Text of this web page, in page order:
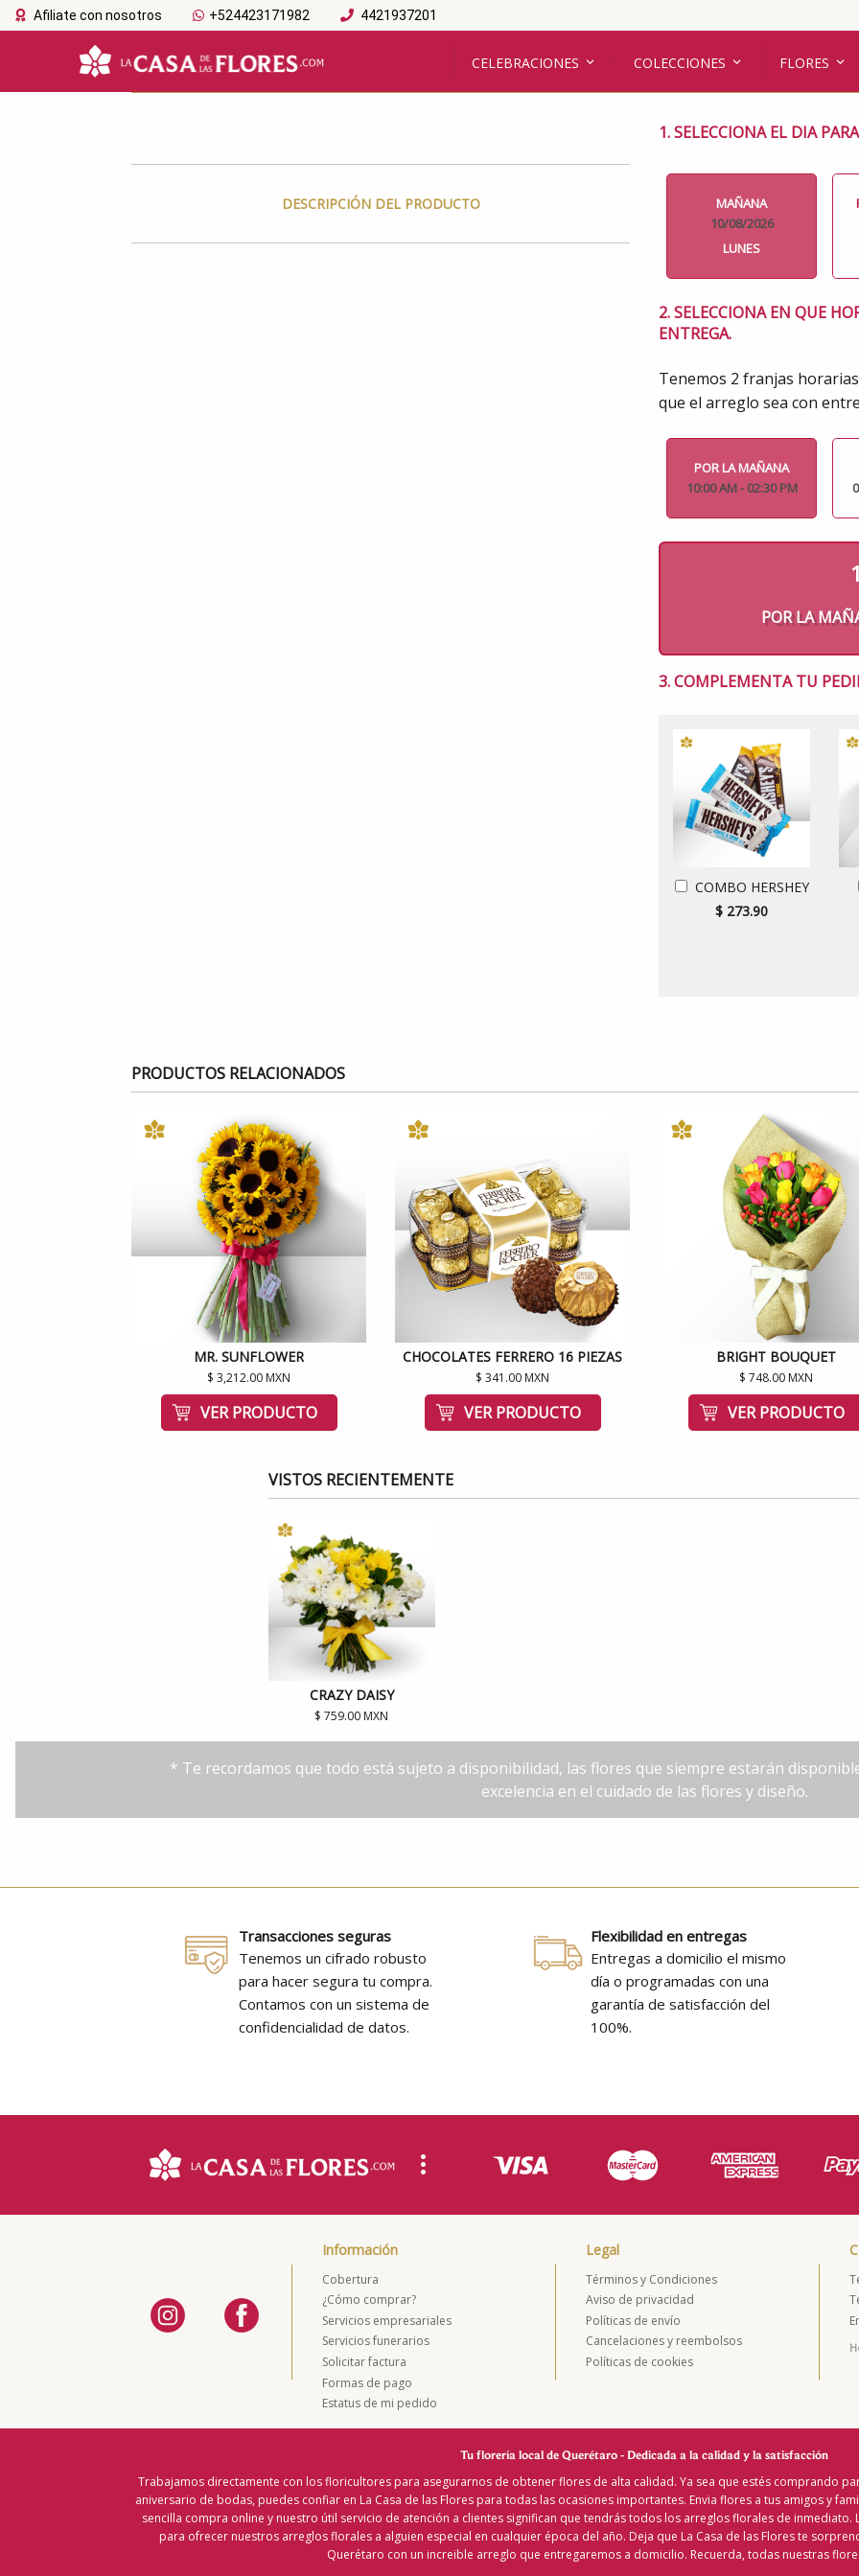
Afiliate con nosotros +524423171982 4421937201
CELEBRACIONES COLECCIONES FLORES
DESCRIPCIÓN DEL PRODUCTO
1. SELECCIONA EL DIA
MAÑANA
10/08/2026
LUNES
2. SELECCIONA EN QUE
ENTREGA.
Tenemos 2 franjas
que el arreglo sea con
POR LA MAÑANA
10:00 AM - 02:30 PM
POR LA
3. COMPLEMENTA TU
COMBO HERSHEY
$ 273.90
PRODUCTOS RELACIONADOS
MR. SUNFLOWER
$ 3,212.00 MXN
VER PRODUCTO
CHOCOLATES FERRERO 16 PIEZAS
$ 341.00 MXN
VER PRODUCTO
BRIGHT BOUQUET
$ 748.00 MXN
VER PRODUCTO
VISTOS RECIENTEMENTE
CRAZY DAISY
$ 759.00 MXN
* Te recordamos que todo está sujeto a disponibilidad, las flores que siempre estarán
excelencia en el cuidado de las flores y diseño.
Transacciones seguras
Tenemos un cifrado robusto
para hacer segura tu compra.
Contamos con un sistema de
confidencialidad de datos.
Flexibilidad en entregas
Entregas a domicilio el mismo
día o programadas con una
garantía de satisfacción del
100%.
Información
Cobertura
¿Cómo comprar?
Servicios empresariales
Servicios funerarios
Solicitar factura
Formas de pago
Estatus de mi pedido
Legal
Términos y Condiciones
Aviso de privacidad
Políticas de envío
Cancelaciones y reembolsos
Políticas de cookies
Tu florería local de Querétaro - Dedicada a la calidad y la satisfacción
Trabajamos directamente con los floricultores para asegurarnos de obtener flores de alta calidad. Ya sea que estés comprando
aniversario de bodas, puedes confiar en La Casa de las Flores para todas las ocasiones importantes. Envia flores a tus amigos y
sencilla compra online y nuestro útil servicio de atención a clientes significan que tendrás todos los arreglos florales de
para ofrecer nuestros arreglos florales a alguien especial en cualquier época del año. Deja que La Casa de las Flores te
Querétaro con un increible arreglo que entregaremos a domicilio. Recuerda, todas nuestras